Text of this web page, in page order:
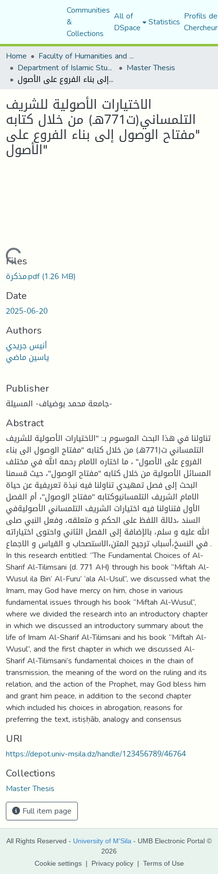
Communities
&
Collections
All of
DSpace Statistics Profils
Home
Faculty of Humanities and Social Sciences
Department of Islamic Studies Master Thesis
الاختيارات الأصولية للشريف التلمساني(ت771هـ) من خلال كتابه "مفتاح الوصول إلى بناء الفروع على الأصول"
الاختيارات الأصولية للشريف
التلمساني(ت771هـ) من خلال كتابه
"مفتاح الوصول إلى بناء الفروع على
الأصول"
Loading...
Files
مذكرة.pdf(1.26 MB)
Date
2025-06-20
Authors
أنيس جريدي
ياسين ماضي
Publisher
جامعة محمد بوضياف- المسيلة-
Abstract
تناولنا في هذا البحث الموسوم بـ: "الاختيارات الأصولية للشريف
التلمساني ت(771هـ) من خلال كتابه "مفتاح الوصول الى بناء
الفروع على الأصول" ، ما اختاره الامام رحمه الله في مختلف
المسائل الأصولية من خلال كتابه "مفتاح الوصول"، حيث قسمنا
البحث إلى فصل تمهيدي تناولنا فيه نبذة تعريفية عن حياة
الامام الشريف التلمسانيوكتابه "مفتاح الوصول"، أم الفصل
الأول فتناولنا فيه اختيارات الشريف التلمساني الأصوليةفي
السند ،دلالة اللفظ على الحكم و متعلقه، وفعل النبي صلى
الله عليه و سلم، بالإضافة إلى الفصل الثاني واحتوى اختياراته
في النسخ،أسباب ترجيح المتن،الاستصحاب و القياس و الاجماع .
In this research entitled: “The Fundamental Choices of Al-
Sharif Al-Tilimsani (d. 771 AH) through his book “Miftah Al-
Wusul ila Bin’ Al-Furu’ ‘ala Al-Usul”, we discussed what the
Imam, may God have mercy on him, chose in various
fundamental issues through his book “Miftah Al-Wusul”,
where we divided the research into an introductory chapter
in which we discussed an introductory summary about the
life of Imam Al-Sharif Al-Tilimsani and his book “Miftah Al-
Wusul”, and the first chapter in which we discussed Al-
Sharif Al-Tilimsani’s fundamental choices in the chain of
transmission, the meaning of the word on the ruling and its
relation, and the action of the Prophet, may God bless him
and grant him peace, in addition to the second chapter
which included his choices in abrogation, reasons for
preferring the text, istiṣḥāb, analogy and consensus
URI
https://depot.univ-msila.dz/handle/123456789/46764
Collections
Master Thesis
Full item page
All Rights Reserved - University of M'Sila - UMB Electronic Portal ©
2026
Cookie settings | Privacy policy | Terms of Use